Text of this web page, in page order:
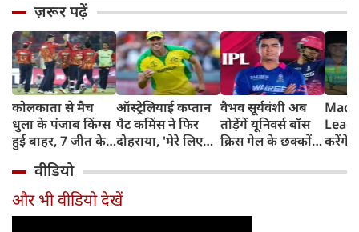
ज़रूर पढ़ें
कोलकाता से मैच
धुला के पंजाब किंग्स
हुई बाहर, 7 जीत के
ऑस्ट्रेलियाई कप्तान
पैट कमिंस ने फिर
दोहराया, 'मेरे लिए
वैभव सूर्यवंशी अब
तोड़ेंगें यूनिवर्स बॉस
क्रिस गेल के छक्कों
करेंगे
टीम में
वीडियो
और भी वीडियो देखें